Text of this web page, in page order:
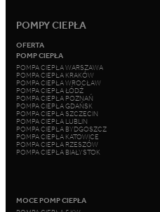
POMPY CIEPŁA
OFERTA
POMP CIEPŁA
POMPA CIEPŁA WARSZAWA
POMPA CIEPŁA KRAKÓW
POMPA CIEPŁA WROCŁAW
POMPA CIEPŁA ŁÓDŹ
POMPA CIEPŁA POZNAŃ
POMPA CIEPŁA GDAŃSK
POMPA CIEPŁA SZCZECIN
POMPA CIEPŁA LUBLIN
POMPA CIEPŁA BYDGOSZCZ
POMPA CIEPŁA KATOWICE
POMPA CIEPŁA RZESZÓW
POMPA CIEPŁA BIAŁYSTOK
MOCE POMP CIEPŁA